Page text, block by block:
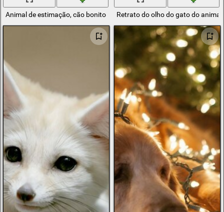
Animal de estimação, cão bonito Retrato do olho do gato do